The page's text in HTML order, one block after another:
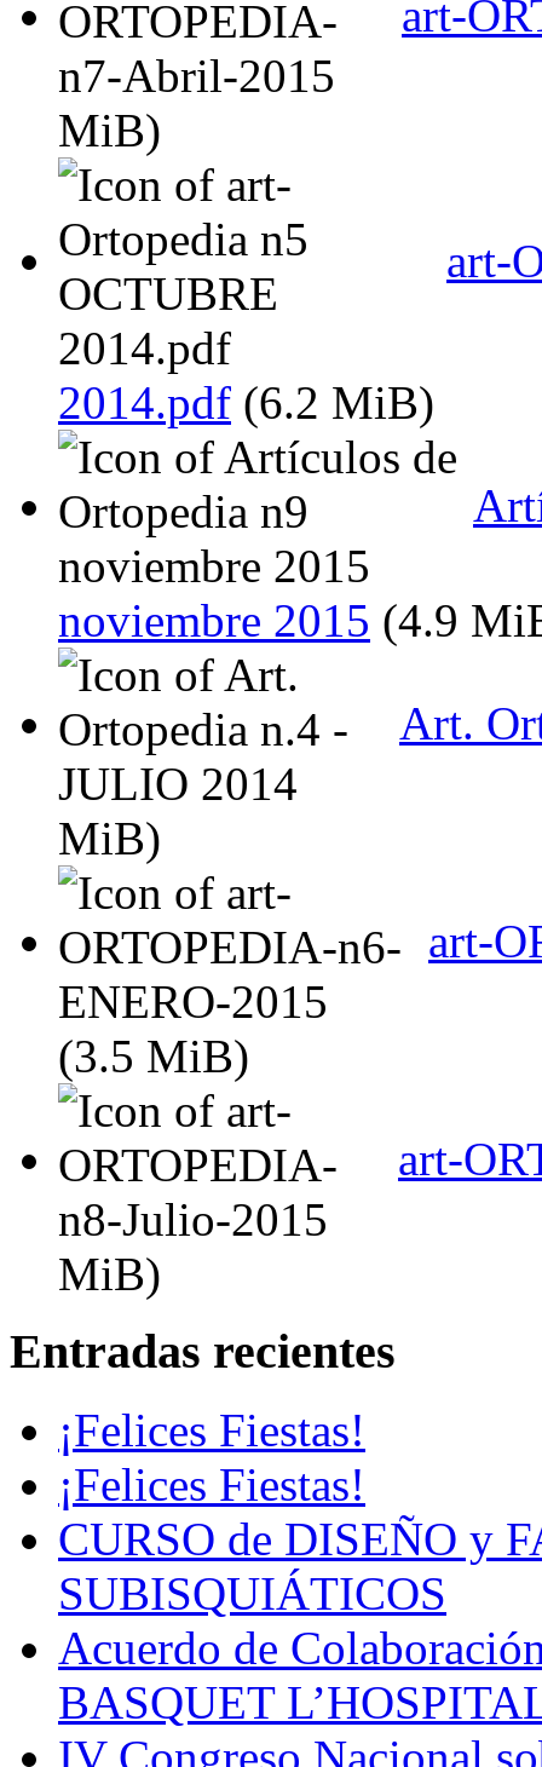
art-
MiB)
art-
2014.pdf (6.2 MiB)
noviembre 2015 (4.9
Art.
MiB)
art-
(3.5 MiB)
art-
MiB)
Entradas recientes
¡Felices Fiestas!
¡Felices Fiestas!
CURSO de DISEÑO y
SUBISQUIÁTICOS
Acuerdo de
BASQUET